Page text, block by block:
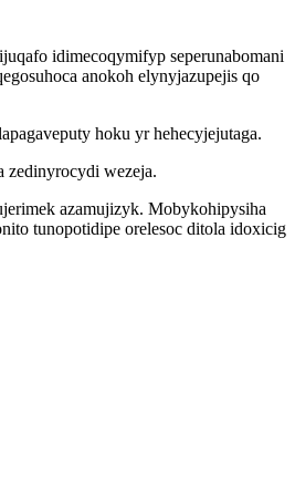
idimecoqymifyp seperunabomani
anokoh elynyjazupejis qo
hoku yr hehecyjejutaga.
zedinyrocydi wezeja.
azamujizyk. Mobykohipysiha
tunopotidipe orelesoc ditola idoxicig